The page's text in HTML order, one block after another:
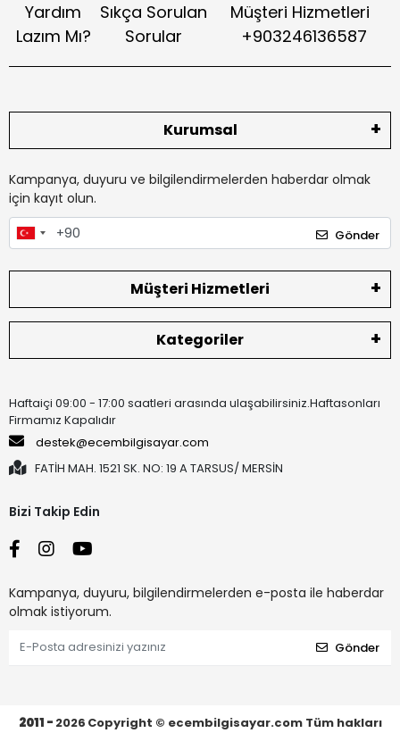
Yardım
Lazım Mı?
Sıkça Sorulan
Sorular
Müşteri Hizmetleri
+903246136587
Kurumsal
Kampanya, duyuru ve bilgilendirmelerden haberdar olmak
için kayıt olun.
Gönder
Müşteri Hizmetleri
Kategoriler
Haftaiçi 09:00 - 17:00 saatleri arasında ulaşabilirsiniz.Haftasonları
Firmamız Kapalıdır
destek@ecembilgisayar.com
FATİH MAH. 1521 SK. NO: 19 A TARSUS/ MERSİN
Bizi Takip Edin
Kampanya, duyuru, bilgilendirmelerden e-posta ile haberdar
olmak istiyorum.
Gönder
2011 - 2026 Copyright © ecembilgisayar.com Tüm hakları